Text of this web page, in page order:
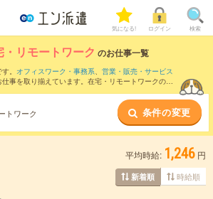
気になる! ログイン 検索
・リモートワーク のお仕事一覧
。 オフィスワーク・事務系、 営業・販売・サービス
仕事を取り揃えています。在宅・リモートワークの条
トワーク 条件の変更
平均時給: 1,246 円
新着順 時給順